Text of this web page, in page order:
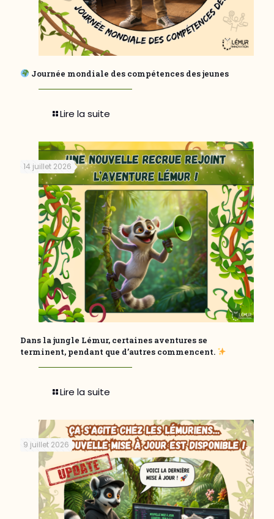
Journée mondiale des compétences des jeunes
Lire la suite
14 juillet 2026
Dans la jungle Lémur, certaines aventures se
terminent, pendant que d’autres commencent.
Lire la suite
9 juillet 2026